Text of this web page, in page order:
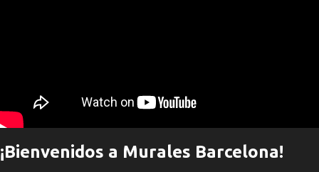
o
¡Bienvenidos a Murales Barcelona!